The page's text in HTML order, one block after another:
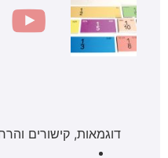
דוגמאות, קישורים